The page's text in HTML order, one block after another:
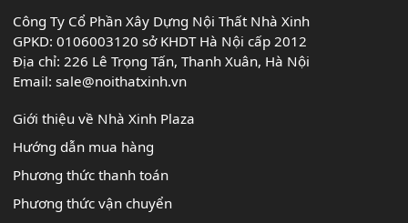
Công Ty Cổ Phần Xây Dựng Nội Thất Nhà Xinh
GPKD: 0106003120 sở KHDT Hà Nội cấp 2012
Địa chỉ: 226 Lê Trọng Tấn, Thanh Xuân, Hà Nội
Email:sale@noithatxinh.vn
Giới thiệu về Nhà Xinh Plaza
Hướng dẫn mua hàng
Phương thức thanh toán
Phương thức vận chuyển